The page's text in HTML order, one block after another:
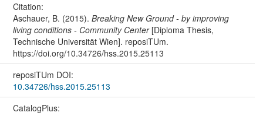
Citation:
Aschauer, B. (2015). Breaking New Ground - by improving
living conditions - Community Center[Diploma Thesis,
Technische Universität Wien]. reposiTUm.
https://doi.org/10.34726/hss.2015.25113
reposiTUm DOI:
10.34726/hss.2015.25113
CatalogPlus: